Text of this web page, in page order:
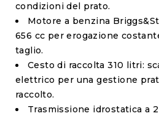
condizioni del prato.
Motore a benzina
656 cc per erogazione
taglio.
Cesto di raccolta 310 litri:
elettrico per una gestione
raccolto.
Trasmissione idrostatica a